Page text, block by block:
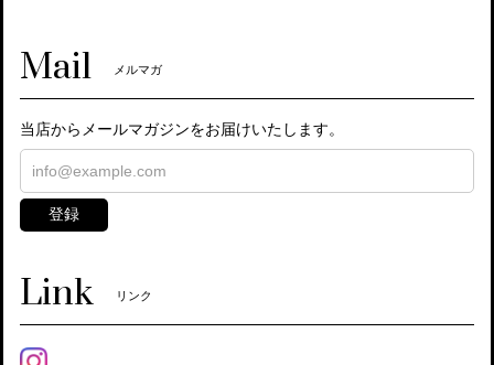
Mail メルマガ
当店からメールマガジンをお届けいたします。
登録
Link リンク